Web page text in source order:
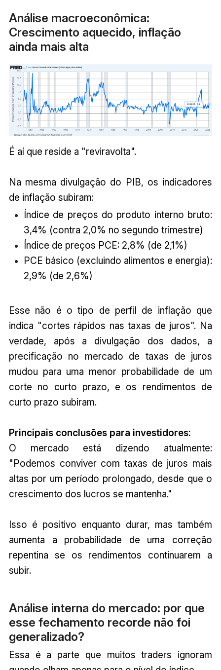
Análise macroeconômica:
Crescimento aquecido, inflação
ainda mais alta
É aí que reside a "reviravolta".
Na mesma divulgação do PIB, os indicadores
de inflação subiram:
Índice de preços do produto interno bruto:
3,4% (contra 2,0% no segundo trimestre)
Índice de preços PCE: 2,8% (de 2,1%)
PCE básico (excluindo alimentos e energia):
2,9% (de 2,6%)
Esse não é o tipo de perfil de inflação que
indica "cortes rápidos nas taxas de juros". Na
verdade, após a divulgação dos dados, a
precificação no mercado de taxas de juros
mudou para uma menor probabilidade de um
corte no curto prazo, e os rendimentos de
curto prazo subiram.
Principais conclusões para investidores:
O mercado está dizendo atualmente:
"Podemos conviver com taxas de juros mais
altas por um período prolongado, desde que o
crescimento dos lucros se mantenha."
Isso é positivo enquanto durar, mas também
aumenta a probabilidade de uma correção
repentina se os rendimentos continuarem a
subir.
Análise interna do mercado: por que
esse fechamento recorde não foi
generalizado?
Essa é a parte que muitos traders ignoram